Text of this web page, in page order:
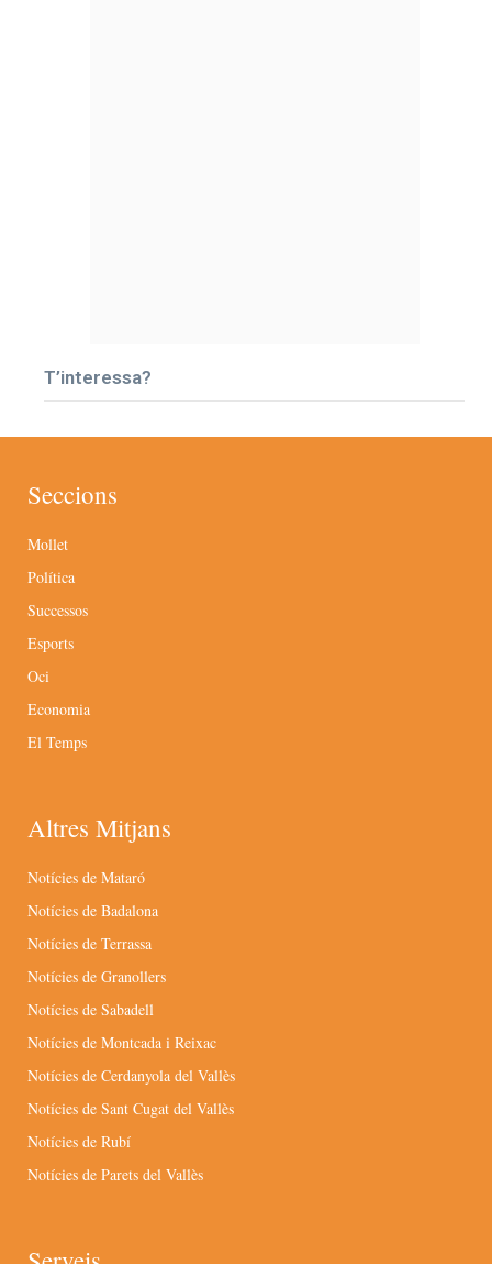
T’interessa?
Seccions
Mollet
Política
Successos
Esports
Oci
Economia
El Temps
Altres Mitjans
Notícies de Mataró
Notícies de Badalona
Notícies de Terrassa
Notícies de Granollers
Notícies de Sabadell
Notícies de Montcada i Reixac
Notícies de Cerdanyola del Vallès
Notícies de Sant Cugat del Vallès
Notícies de Rubí
Notícies de Parets del Vallès